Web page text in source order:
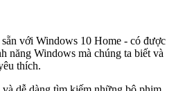
sẵn với Windows 10 Home - có được
năng Windows mà chúng ta biết và
thích.